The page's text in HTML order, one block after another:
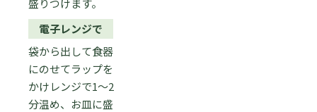
盛りつけます。
電子レンジで
袋から出して食器
にのせてラップを
かけレンジで1〜2
分温め、お皿に盛